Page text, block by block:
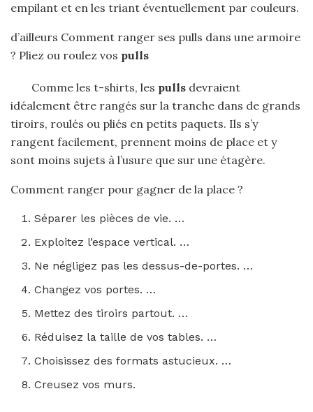
empilant et en les triant éventuellement par couleurs.
d’ailleurs Comment ranger ses pulls dans une armoire
? Pliez ou roulez vos pulls
Comme les t-shirts, les pulls devraient
idéalement être rangés sur la tranche dans de grands
tiroirs, roulés ou pliés en petits paquets. Ils s’y
rangent facilement, prennent moins de place et y
sont moins sujets à l’usure que sur une étagère.
Comment ranger pour gagner de la place ?
Séparer les pièces de vie. …
Exploitez l’espace vertical. …
Ne négligez pas les dessus-de-portes. …
Changez vos portes. …
Mettez des tiroirs partout. …
Réduisez la taille de vos tables. …
Choisissez des formats astucieux. …
Creusez vos murs.